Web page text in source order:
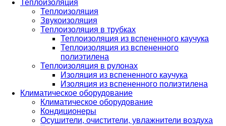
Теплоизоляция
Теплоизоляция
Звукоизоляция
Теплоизоляция в трубках
Теплоизоляция из вспененного каучука
Теплоизоляция из вспененного
полиэтилена
Теплоизоляция в рулонах
Изоляция из вспененного каучука
Изоляция из вспененного полиэтилена
Климатическое оборудование
Климатическое оборудование
Кондиционеры
Осушители, очистители, увлажнители воздуха